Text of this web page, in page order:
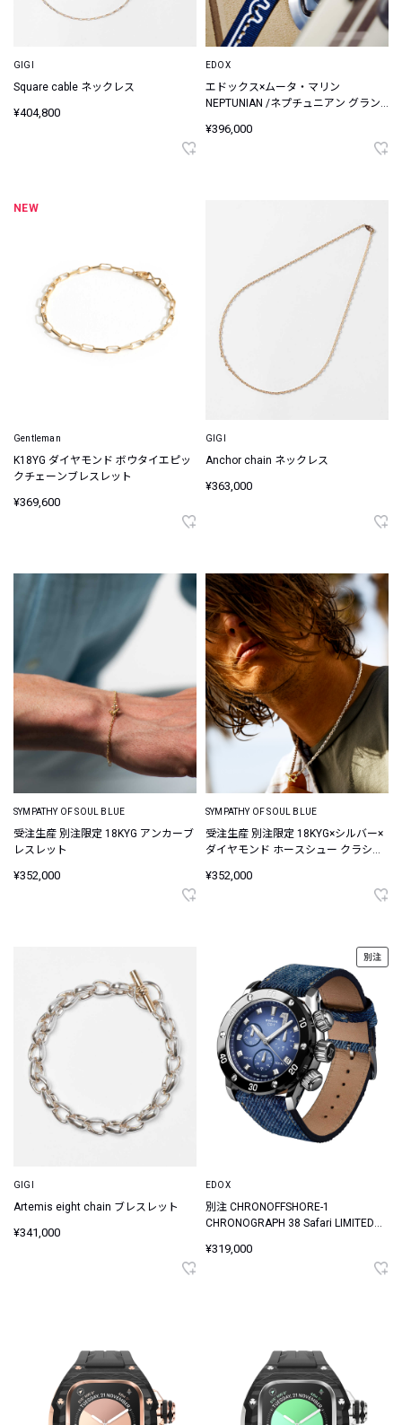
GIGI
Square cable ネックレス
¥404,800
EDOX
エドックス×ムータ・マリン
NEPTUNIAN /ネプチュニアン グラン
ムータ・マリン スペシャル エディシ
¥396,000
NEW
Gentleman
K18YG ダイヤモンド ボウタイエピッ
クチェーンブレスレット
¥369,600
GIGI
Anchor chain ネックレス
¥363,000
SYMPATHY OF SOUL BLUE
受注生産 別注限定 18KYG アンカーブ
レスレット
¥352,000
SYMPATHY OF SOUL BLUE
受注生産 別注限定 18KYG×シルバー×
ダイヤモンド ホースシュー クラシッ
¥352,000
GIGI
Artemis eight chain ブレスレット
¥341,000
別注
EDOX
別注 CHRONOFFSHORE-1
CHRONOGRAPH 38 Safari LIMITED
グラフ 38 サファリ リミテッド エデ
¥319,000